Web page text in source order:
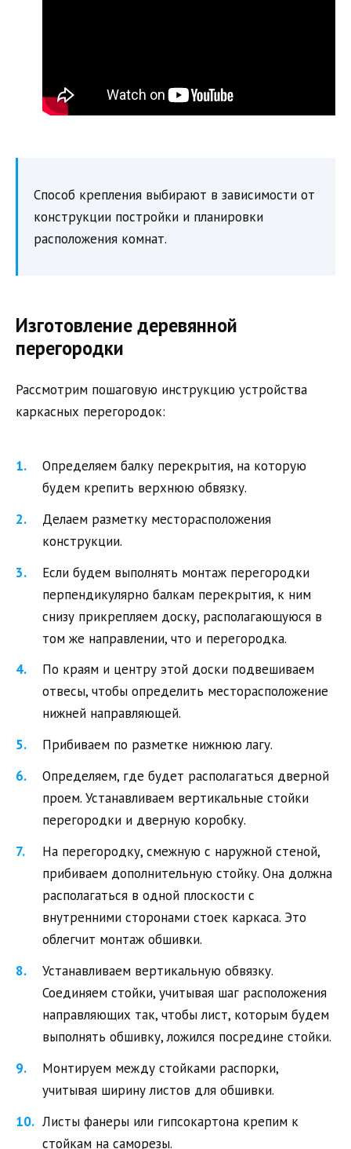
Способ крепления выбирают в зависимости от
конструкции постройки и планировки
расположения комнат.
Изготовление деревянной
перегородки
Рассмотрим пошаговую инструкцию устройства
каркасных перегородок:
Определяем балку перекрытия, на которую
будем крепить верхнюю обвязку.
Делаем разметку месторасположения
конструкции.
Если будем выполнять монтаж перегородки
перпендикулярно балкам перекрытия, к ним
снизу прикрепляем доску, располагающуюся в
том же направлении, что и перегородка.
По краям и центру этой доски подвешиваем
отвесы, чтобы определить месторасположение
нижней направляющей.
Прибиваем по разметке нижнюю лагу.
Определяем, где будет располагаться дверной
проем. Устанавливаем вертикальные стойки
перегородки и дверную коробку.
На перегородку, смежную с наружной стеной,
прибиваем дополнительную стойку. Она должна
располагаться в одной плоскости с
внутренними сторонами стоек каркаса. Это
облегчит монтаж обшивки.
Устанавливаем вертикальную обвязку.
Соединяем стойки, учитывая шаг расположения
направляющих так, чтобы лист, которым будем
выполнять обшивку, ложился посредине стойки.
Монтируем между стойками распорки,
учитывая ширину листов для обшивки.
Листы фанеры или гипсокартона крепим к
стойкам на саморезы.